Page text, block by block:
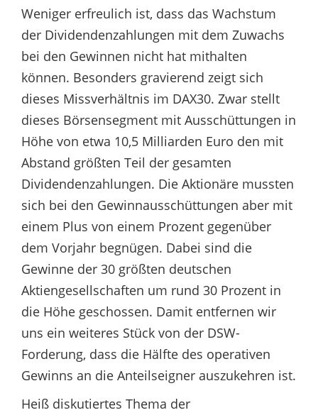
Weniger erfreulich ist, dass das Wachstum
der Dividendenzahlungen mit dem Zuwachs
bei den Gewinnen nicht hat mithalten
können. Besonders gravierend zeigt sich
dieses Missverhältnis im DAX30. Zwar stellt
dieses Börsensegment mit Ausschüttungen in
Höhe von etwa 10,5 Milliarden Euro den mit
Abstand größten Teil der gesamten
Dividendenzahlungen. Die Aktionäre mussten
sich bei den Gewinnausschüttungen aber mit
einem Plus von einem Prozent gegenüber
dem Vorjahr begnügen. Dabei sind die
Gewinne der 30 größten deutschen
Aktiengesellschaften um rund 30 Prozent in
die Höhe geschossen. Damit entfernen wir
uns ein weiteres Stück von der DSW-
Forderung, dass die Hälfte des operativen
Gewinns an die Anteilseigner auszukehren ist.
Heiß diskutiertes Thema der